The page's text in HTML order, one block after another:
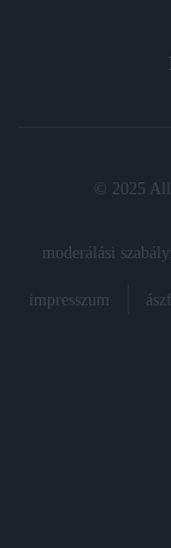
© 2025 All
moderálási
impresszum ászf